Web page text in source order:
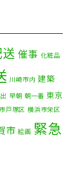
催事 化粧品
川崎市内 建築
早朝 朝一番 東京
戸塚区 横浜市栄区
市 絵画 緊急